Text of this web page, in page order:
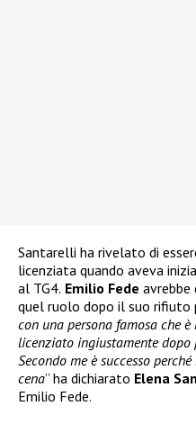
Santarelli ha rivelato di
licenziata quando aveva
al TG4. Emilio Fede avrebbe
quel ruolo dopo il suo rifiuto
con una persona famosa che
licenziato ingiustamente dopo
Secondo me è successo
cena” ha dichiarato Elena
Emilio Fede.